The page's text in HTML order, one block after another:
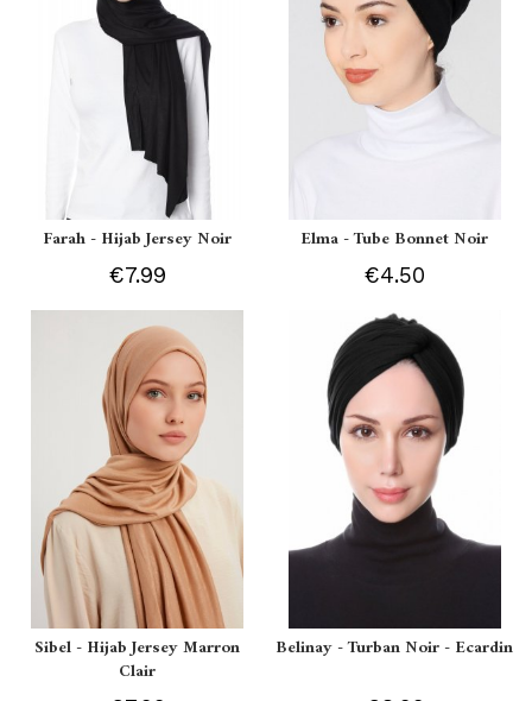
Farah - Hijab Jersey Noir
€7.99
Elma - Tube Bonnet Noir
€4.50
Sibel - Hijab Jersey Marron
Clair
Belinay - Turban Noir - Ecardin